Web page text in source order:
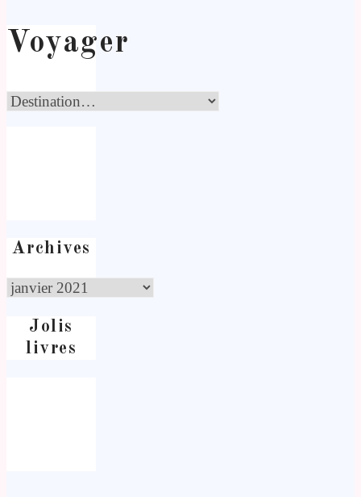
Voyager
Archives
Jolis
livres